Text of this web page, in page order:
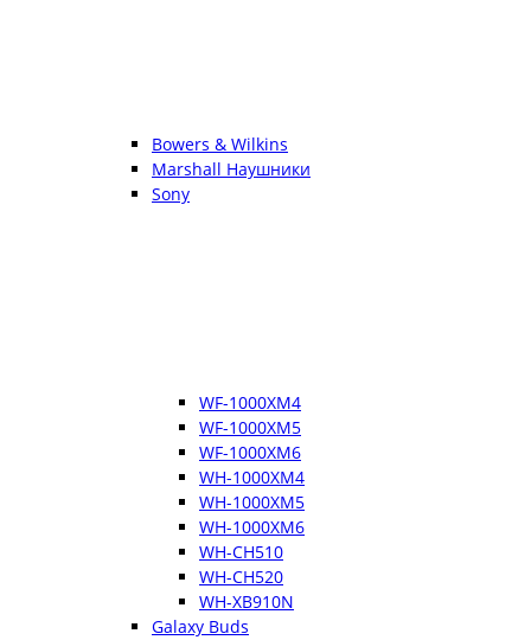
Bowers & Wilkins
Marshall Наушники
Sony
WF-1000XM4
WF-1000XM5
WF-1000XM6
WH-1000XM4
WH-1000XM5
WH-1000XM6
WH-CH510
WH-CH520
WH-XB910N
Galaxy Buds